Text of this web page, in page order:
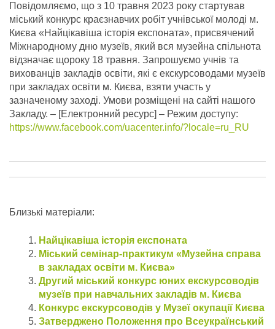
Повідомляємо, що з 10 травня 2023 року стартував
міський конкурс краєзнавчих робіт учнівської молоді м.
Києва «Найцікавіша історія експоната», присвячений
Міжнародному дню музеїв, який вся музейна спільнота
відзначає щороку 18 травня. Запрошуємо учнів та
вихованців закладів освіти, які є екскурсоводами музеїв
при закладах освіти м. Києва, взяти участь у
зазначеному заході. Умови розміщені на сайті нашого
Закладу. – [Електронний ресурс] – Режим доступу:
https://www.facebook.com/uacenter.info/?locale=ru_RU
Близькі матеріали:
Найцікавіша історія експоната
Міський семінар-практикум «Музейна справа
в закладах освіти м. Києва»
Другий міський конкурс юних екскурсоводів
музеїв при навчальних закладів м. Києва
Конкурс екскурсоводів у Музеї окупації Києва
Затверджено Положення про Всеукраїнський